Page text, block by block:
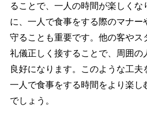
ることで、一人の時間が楽しくな
に、一人で食事をする際のマナー
守ることも重要です。他の客やス
礼儀正しく接することで、周囲の
良好になります。このような工夫
一人で食事をする時間をより楽し
でしょう。